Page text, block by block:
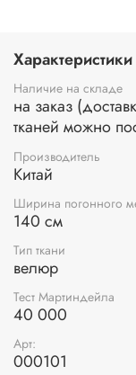
Вывод коллекции -
Состав ткани:
Плотность ткани:
Вес погонного
Устойчивость к
000 циклов
Поверхность
небольшой ворс.
сочетается с
Характеристики
Наличие на складе
на заказ
тканей можно
Производитель
Китай
Ширина погонного
140 см
Тип ткани
велюр
Тест Мартиндейла
40 000
Арт:
000101